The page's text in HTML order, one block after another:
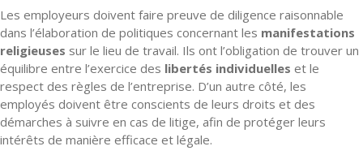
Les employeurs doivent faire preuve de diligence raisonnable
dans l’élaboration de politiques concernant les manifestations
religieuses sur le lieu de travail. Ils ont l’obligation de trouver un
équilibre entre l’exercice des libertés individuelles et le
respect des règles de l’entreprise. D’un autre côté, les
employés doivent être conscients de leurs droits et des
démarches à suivre en cas de litige, afin de protéger leurs
intérêts de manière efficace et légale.